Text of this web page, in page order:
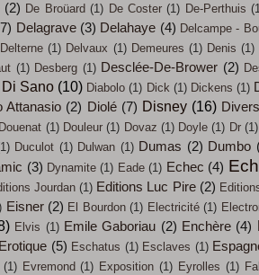
(2) De Broüard (1) De Coster (1) De-Perthuis
Delagrave (3) Delahaye (4) Delcampe -
Delterne (1) Delvaux (1) Demeures (1) Denis (1)
(1) Desberg (1) Desclée-De-Brower (2)
Di Sano (10) Diabolo (1) Dick (1) Dickens (1)
Attanasio (2) Diolé (7) Disney (16) Divers
Douenat (1) Douleur (1) Dovaz (1) Doyle (1) Dr (1)
Duculot (1) Dulwan (1) Dumas (2) Dumbo
(3) Dynamite (1) Eade (1) Echec (4)
Jourdan (1) Editions Luc Pire (2)
Eisner (2) El Bourdon (1) Electricité (1)
Elvis (1) Emile Gaboriau (2) Enchère (4)
Erotique (5) Eschatus (1) Esclaves (1)
(1) Evremond (1) Exposition (1) Eyrolles (1)